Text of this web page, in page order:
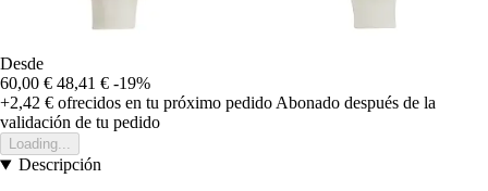
Desde
60,00 € 48,41 € -19%
+2,42 € ofrecidos en tu próximo pedido Abonado después de la
validación de tu pedido
Loading...
Descripción